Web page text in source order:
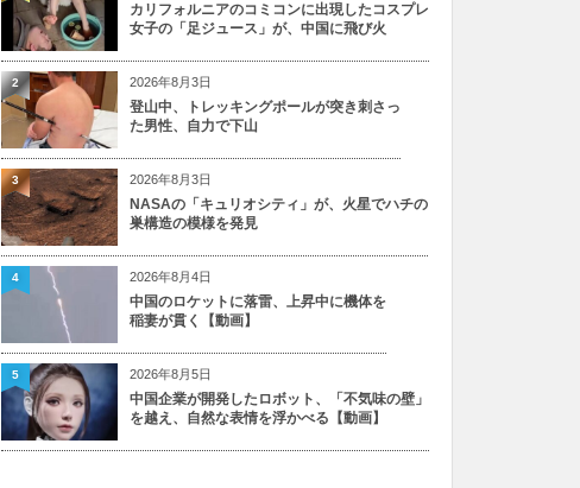
カリフォルニアのコミコンに出現したコスプレ
女子の「足ジュース」が、中国に飛び火
2026年8月3日
登山中、トレッキングポールが突き刺さっ
た男性、自力で下山
2
2026年8月3日
NASAの「キュリオシティ」が、火星でハチの
巣構造の模様を発見
3
2026年8月4日
中国のロケットに落雷、上昇中に機体を
稲妻が貫く【動画】
4
2026年8月5日
中国企業が開発したロボット、「不気味の壁」
を越え、自然な表情を浮かべる【動画】
5